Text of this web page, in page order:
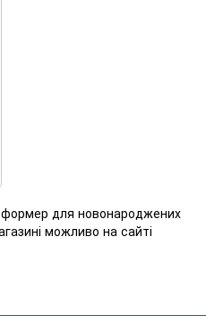
для новонароджених
можливо на сайті